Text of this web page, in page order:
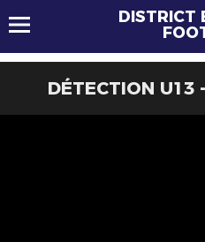
DISTRICT
DÉTECTION U13